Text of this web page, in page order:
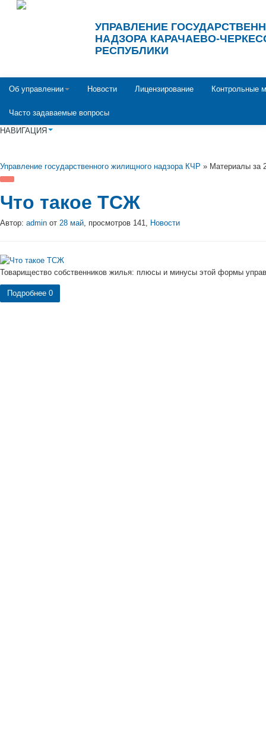
УПРАВЛЕНИЕ
НАДЗОРА КАРАЧАЕВО-
РЕСПУБЛИКИ
Об управлении Новости Лицензирование Контрольные
Часто задаваемые вопросы
НАВИГАЦИЯ
Управление государственного жилищного надзора КЧР » Материалы за
Что такое ТСЖ
Автор: admin от 28 май, просмотров 141, Новости
Товарищество собственников жилья: плюсы и минусы этой формы
Подробнее 0